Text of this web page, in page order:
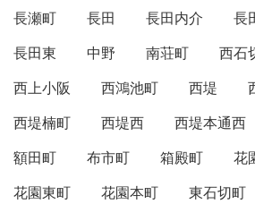
長瀬町
長田 長田内介 長
長田東
中野 南荘町 西石
西上小阪
西鴻池町 西堤
西堤楠町
西堤西 西堤本通西
額田町
布市町 箱殿町
花
花園東町
花園本町 東石切町